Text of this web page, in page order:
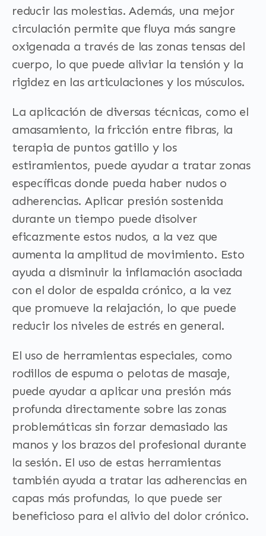
reducir las molestias. Además, una mejor
circulación permite que fluya más sangre
oxigenada a través de las zonas tensas del
cuerpo, lo que puede aliviar la tensión y la
rigidez en las articulaciones y los músculos.
La aplicación de diversas técnicas, como el
amasamiento, la fricción entre fibras, la
terapia de puntos gatillo y los
estiramientos, puede ayudar a tratar zonas
específicas donde pueda haber nudos o
adherencias. Aplicar presión sostenida
durante un tiempo puede disolver
eficazmente estos nudos, a la vez que
aumenta la amplitud de movimiento. Esto
ayuda a disminuir la inflamación asociada
con el dolor de espalda crónico, a la vez
que promueve la relajación, lo que puede
reducir los niveles de estrés en general.
El uso de herramientas especiales, como
rodillos de espuma o pelotas de masaje,
puede ayudar a aplicar una presión más
profunda directamente sobre las zonas
problemáticas sin forzar demasiado las
manos y los brazos del profesional durante
la sesión. El uso de estas herramientas
también ayuda a tratar las adherencias en
capas más profundas, lo que puede ser
beneficioso para el alivio del dolor crónico.